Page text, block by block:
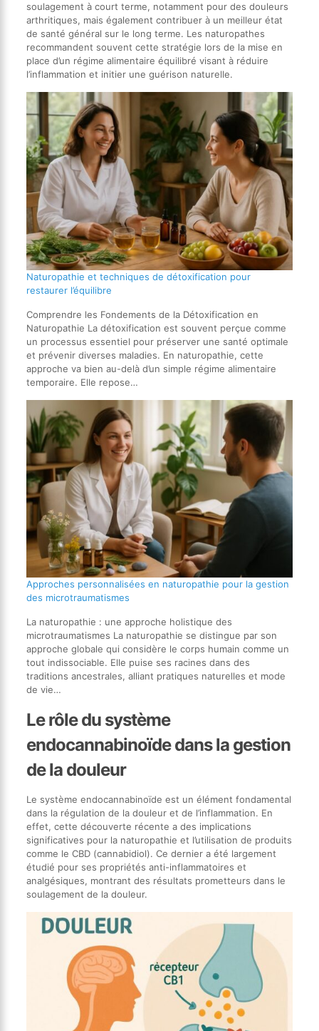
soulagement à court terme, notamment pour des douleurs
arthritiques, mais également contribuer à un meilleur état
de santé général sur le long terme. Les naturopathes
recommandent souvent cette stratégie lors de la mise en
place d’un régime alimentaire équilibré visant à réduire
l’inflammation et initier une guérison naturelle.
Naturopathie et techniques de détoxification pour
restaurer l’équilibre
Comprendre les Fondements de la Détoxification en
Naturopathie La détoxification est souvent perçue comme
un processus essentiel pour préserver une santé optimale
et prévenir diverses maladies. En naturopathie, cette
approche va bien au-delà d’un simple régime alimentaire
temporaire. Elle repose…
Approches personnalisées en naturopathie pour la gestion
des microtraumatismes
La naturopathie : une approche holistique des
microtraumatismes La naturopathie se distingue par son
approche globale qui considère le corps humain comme un
tout indissociable. Elle puise ses racines dans des
traditions ancestrales, alliant pratiques naturelles et mode
de vie…
Le rôle du système
endocannabinoïde dans la gestion
de la douleur
Le système endocannabinoïde est un élément fondamental
dans la régulation de la douleur et de l’inflammation. En
effet, cette découverte récente a des implications
significatives pour la naturopathie et l’utilisation de produits
comme le CBD (cannabidiol). Ce dernier a été largement
étudié pour ses propriétés anti-inflammatoires et
analgésiques, montrant des résultats prometteurs dans le
soulagement de la douleur.